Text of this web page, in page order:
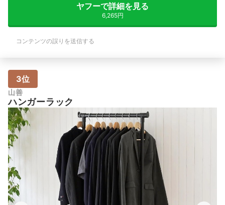
ヤフーで詳細を見る
6,265円
コンテンツの誤りを送信する
3位
山善
ハンガーラック